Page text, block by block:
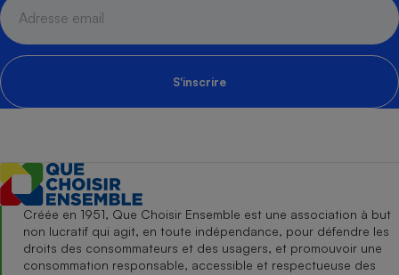
S'inscrire
Créée en 1951, Que Choisir Ensemble est une association à but
non lucratif qui agit, en toute indépendance, pour défendre les
droits des consommateurs et des usagers, et promouvoir une
consommation responsable, accessible et respectueuse des